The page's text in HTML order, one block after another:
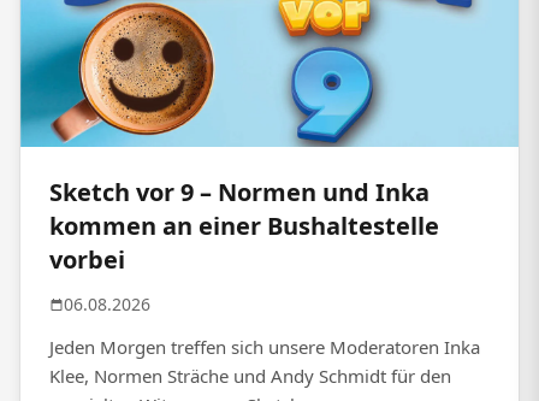
Sketch vor 9 – Normen und Inka
kommen an einer Bushaltestelle
vorbei
06.08.2026
Jeden Morgen treffen sich unsere Moderatoren Inka
Klee, Normen Sträche und Andy Schmidt für den